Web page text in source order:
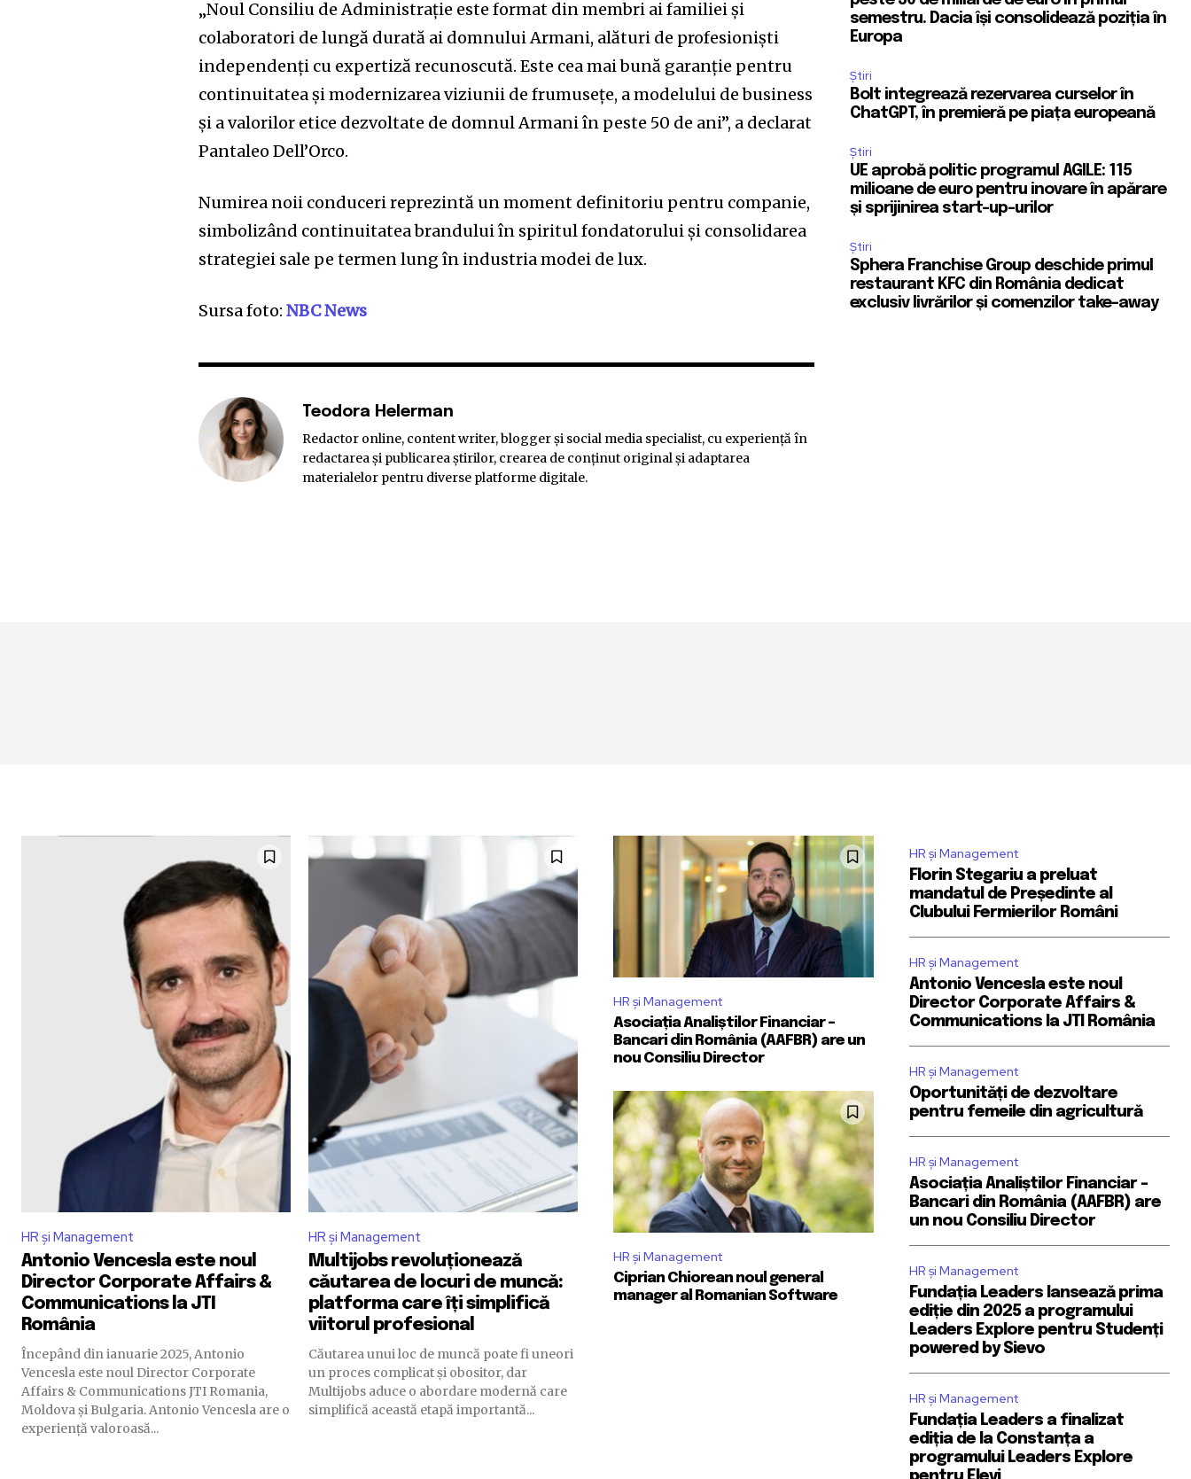
„Noul Consiliu de Administrație este format din membri ai familiei și
colaboratori de lungă durată ai domnului Armani, alături de profesioniști
independenți cu expertiză recunoscută. Este cea mai bună garanție pentru
continuitatea și modernizarea viziunii de frumusețe, a modelului de business
și a valorilor etice dezvoltate de domnul Armani în peste 50 de ani”, a declarat
Pantaleo Dell’Orco.
Numirea noii conduceri reprezintă un moment definitoriu pentru companie,
simbolizând continuitatea brandului în spiritul fondatorului și consolidarea
strategiei sale pe termen lung în industria modei de lux.
Sursa foto:NBC News
Teodora Helerman
Redactor online, content writer, blogger și social media specialist, cu experiență în
redactarea și publicarea știrilor, crearea de conținut original și adaptarea
materialelor pentru diverse platforme digitale.
semestru. Dacia își consolidează poziția în
Europa
Știri
Bolt integrează rezervarea curselor în
ChatGPT, în premieră pe piața europeană
Știri
UE aprobă politic programul AGILE: 115
milioane de euro pentru inovare în apărare
și sprijinirea start-up-urilor
Știri
Sphera Franchise Group deschide primul
restaurant KFC din România dedicat
exclusiv livrărilor și comenzilor take-away
HR și Management
Antonio Vencesla este noul
Director Corporate Affairs &
Communications la JTI
România
Începând din ianuarie 2025, Antonio
Vencesla este noul Director Corporate
Affairs & Communications JTI Romania,
Moldova și Bulgaria. Antonio Vencesla are o
experiență valoroasă...
HR și Management
Multijobs revoluționează
căutarea de locuri de muncă:
platforma care îți simplifică
viitorul profesional
Căutarea unui loc de muncă poate fi uneori
un proces complicat și obositor, dar
Multijobs aduce o abordare modernă care
simplifică această etapă importantă...
HR și Management
Asociația Analiștilor Financiar –
Bancari din România (AAFBR) are un
nou Consiliu Director
HR și Management
Ciprian Chiorean noul general
manager al Romanian Software
HR și Management
Florin Stegariu a preluat
mandatul de Președinte al
Clubului Fermierilor Români
HR și Management
Antonio Vencesla este noul
Director Corporate Affairs &
Communications la JTI România
HR și Management
Oportunități de dezvoltare
pentru femeile din agricultură
HR și Management
Asociația Analiștilor Financiar –
Bancari din România (AAFBR) are
un nou Consiliu Director
HR și Management
Fundația Leaders lansează prima
ediție din 2025 a programului
Leaders Explore pentru Studenți
powered by Sievo
HR și Management
Fundația Leaders a finalizat
ediția de la Constanța a
programului Leaders Explore